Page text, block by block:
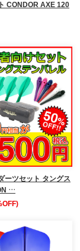
CONDOR AXE 120
ーツセット タングス
…